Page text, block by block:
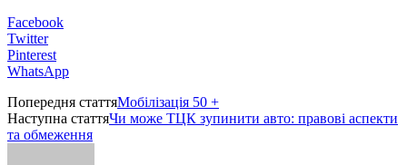
Facebook
Twitter
Pinterest
WhatsApp
Попередня статтяМобілізація 50 +
Наступна статтяЧи може ТЦК зупинити авто: правові аспекти
та обмеження